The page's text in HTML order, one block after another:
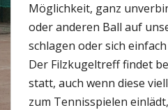
Möglichkeit, ganz
oder anderen Ball auf
schlagen oder sich
Der Filzkugeltreff findet
statt, auch wenn diese
zum Tennisspielen